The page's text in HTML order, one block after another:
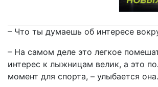
– Что ты думаешь об интересе
– На самом деле это легкое
интерес к лыжницам велик, а это
момент для спорта, – улыбается она.